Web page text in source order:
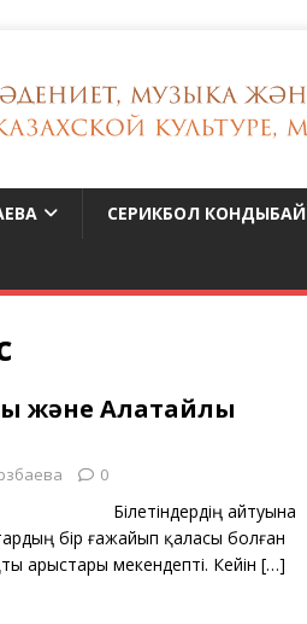
СЕРИКБОЛ КОНДЫБАЙ
және Алатайлы
0
Білетіндердің айтуына
бір ғажайып қаласы болған
арыстары мекендепті. Кейін […]